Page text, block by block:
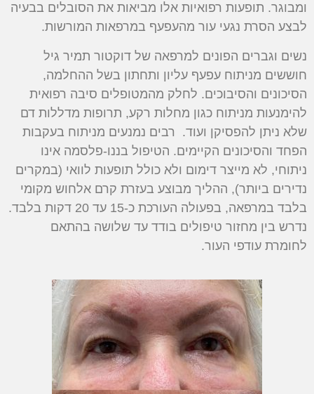
ומבוגר. תופעות רפואיות אלו מביאות את הסובלים בבעיה
לבצע הסרת נגעי עור מהעפעף במרפאות המורשות.
נשים וגברים הפונים למרפאה של דוקטור תמיר גיל
חוששים מניתוח עפעף עליון ותחתון בשל ההחלמה,
הסיכונים והסיבוכים. לחלק מהמטופלים סיבה רפואית
להימנעות מניתוח כגון מחלות רקע, תרופות מדללות דם
שלא ניתן להפסיקן ועוד. רבים נמנעים מניתוח בעקבות
הפחד והסיכונים הקיימים. הטיפול בננו-פלסמה אינו
ניתוחי, לא מייצר דימום ולא כולל תופעות לוואי (במקרים
נדירים ביותר), ההליך מבוצע בעזרת קרם אלחוש מקומי
בלבד במרפאה, בפעולה העורכת כ-15 עד 20 דקות בלבד.
נדרש בין מחזור טיפולים בודד עד שלושה בהתאם
לחומרת עודפי העור.